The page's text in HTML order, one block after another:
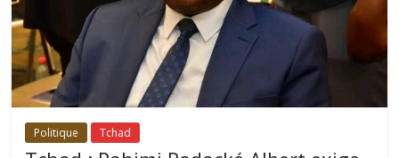
Politique Tchad